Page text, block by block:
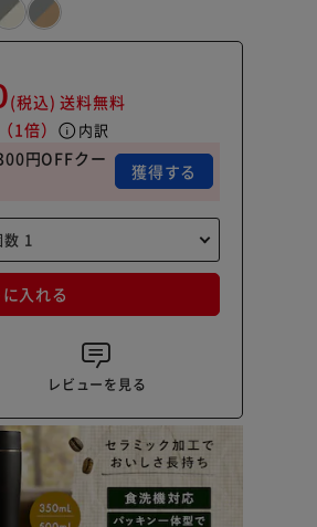
(税込) 送料無料
（1倍） info 内訳
円OFFクー
獲得する
入れる
レビューを見る